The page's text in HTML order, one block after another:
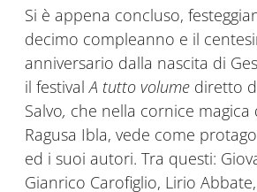
Si è appena concluso,
decimo compleanno e il
anniversario dalla nascita di
il festivalA tutto volume diretto
Salvo, che nella cornice magica
Ragusa Ibla, vede come
ed i suoi autori. Tra questi:
Gianrico Carofiglio, Lirio